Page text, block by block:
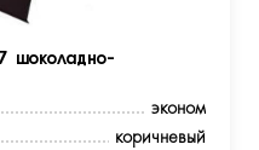
шоколадно-
эконом
коричневый